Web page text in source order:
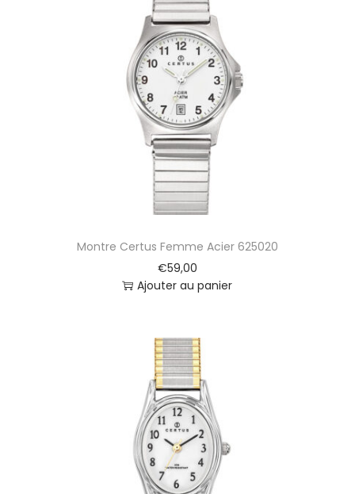
Montre Certus Femme Acier 625020
€59,00
Ajouter au panier